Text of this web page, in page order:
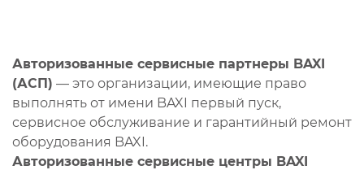
Авторизованные сервисные партнеры BAXI
(АСП) — это организации, имеющие право
выполнять от имени BAXI первый пуск,
сервисное обслуживание и гарантийный ремонт
оборудования BAXI.
Авторизованные сервисные центры BAXI